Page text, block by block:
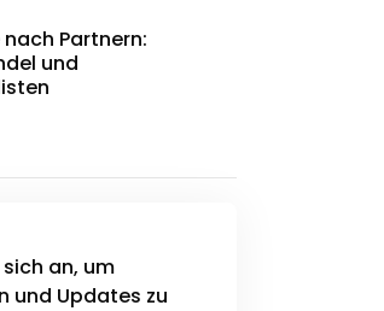
Partnern:
und
an, um
und Updates zu